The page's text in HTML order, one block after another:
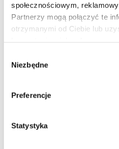
społecznościowym,
Partnerzy mogą połączyć te
otrzymanymi od Ciebie lub
zgody
Niezbędne
Preferencje
Statystyka
Pasażer
Młoda para, która była świadkiem
*******